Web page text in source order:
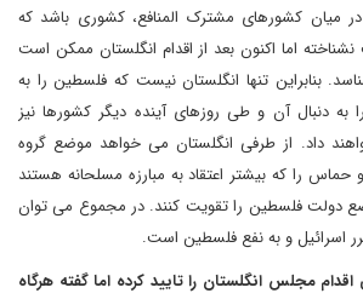
در میان کشورهای مشترک المنافع، کشوری باشد که
اما اکنون بعد از اقدام انگلستان ممکن است
بنابراین تنها انگلستان نیست که فلسطین را به
دنبال آن و طی روزهای آینده دیگر کشورها نیز
داد. از طرفی انگلستان می خواهد موضع گروه
حماس را که بیشتر اعتقاد به مبارزه مسلحانه هستند
دولت فلسطین را تقویت کنند. در مجموع می توان
اسرائیل و به نفع فلسطین است.
مجلس انگلستان را تایید کرده اما گفته هرگاه